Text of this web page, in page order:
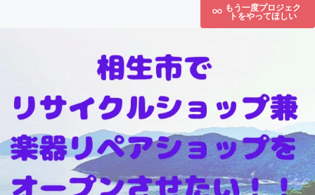
もう一度プロジェク
トをやってほしい